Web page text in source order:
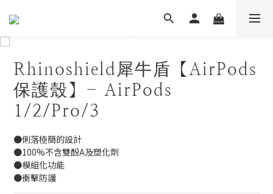
Rhinoshield犀牛盾【AirPods
保護殼】- AirPods
1/2/Pro/3
●俐落極簡的設計
●100%不含雙酚A及塑化劑
●模組化功能
●衝擊防護